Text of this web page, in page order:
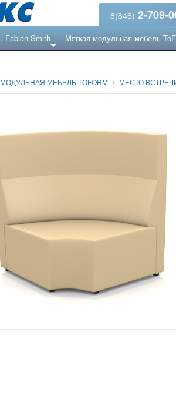
8(846) 2-709-
Fabian Smith Мягкая модульная мебель
МЕБЕЛЬ TOFORM / МЕСТО